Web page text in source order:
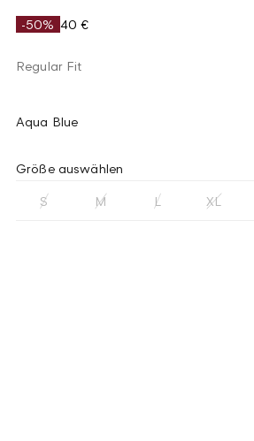
-50% 40 €
Regular Fit
Aqua Blue
Größe auswählen
S M L XL